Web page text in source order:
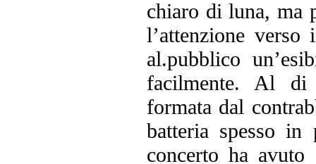
chiaro di luna, ma
l’attenzione
al.pubblico
facilmente. Al di
formata dal
batteria spesso
concerto ha